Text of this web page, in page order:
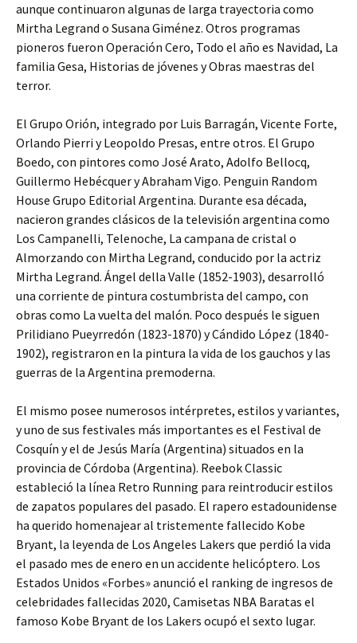
aunque continuaron algunas de larga trayectoria como
Mirtha Legrand o Susana Giménez. Otros programas
pioneros fueron Operación Cero, Todo el año es Navidad, La
familia Gesa, Historias de jóvenes y Obras maestras del
terror.
El Grupo Orión, integrado por Luis Barragán, Vicente Forte,
Orlando Pierri y Leopoldo Presas, entre otros. El Grupo
Boedo, con pintores como José Arato, Adolfo Bellocq,
Guillermo Hebécquer y Abraham Vigo. Penguin Random
House Grupo Editorial Argentina. Durante esa década,
nacieron grandes clásicos de la televisión argentina como
Los Campanelli, Telenoche, La campana de cristal o
Almorzando con Mirtha Legrand, conducido por la actriz
Mirtha Legrand. Ángel della Valle (1852-1903), desarrolló
una corriente de pintura costumbrista del campo, con
obras como La vuelta del malón. Poco después le siguen
Prilidiano Pueyrredón (1823-1870) y Cándido López (1840-
1902), registraron en la pintura la vida de los gauchos y las
guerras de la Argentina premoderna.
El mismo posee numerosos intérpretes, estilos y variantes,
y uno de sus festivales más importantes es el Festival de
Cosquín y el de Jesús María (Argentina) situados en la
provincia de Córdoba (Argentina). Reebok Classic
estableció la línea Retro Running para reintroducir estilos
de zapatos populares del pasado. El rapero estadounidense
ha querido homenajear al tristemente fallecido Kobe
Bryant, la leyenda de Los Angeles Lakers que perdió la vida
el pasado mes de enero en un accidente helicóptero. Los
Estados Unidos «Forbes» anunció el ranking de ingresos de
celebridades fallecidas 2020, Camisetas NBA Baratas el
famoso Kobe Bryant de los Lakers ocupó el sexto lugar.